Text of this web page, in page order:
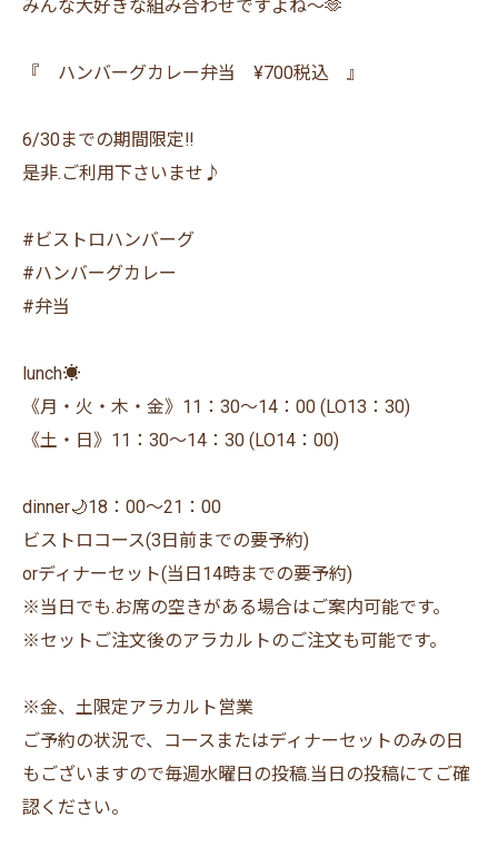
みんな大好きな組み合わせですよね〜🫶
『 ハンバーグカレー弁当 ¥700税込 』
6/30までの期間限定‼️
是非.ご利用下さいませ♪
#ビストロハンバーグ
#ハンバーグカレー
#弁当
lunch☀️
《月・火・木・金》11：30〜14：00 (LO13：30)
《土・日》11：30〜14：30 (LO14：00)
dinner🌙18：00〜21：00
ビストロコース(3日前までの要予約)
orディナーセット(当日14時までの要予約)
※当日でも.お席の空きがある場合はご案内可能です。
※セットご注文後のアラカルトのご注文も可能です。
※金、土限定アラカルト営業
ご予約の状況で、コースまたはディナーセットのみの日
もございますので毎週水曜日の投稿.当日の投稿にてご確
認ください。